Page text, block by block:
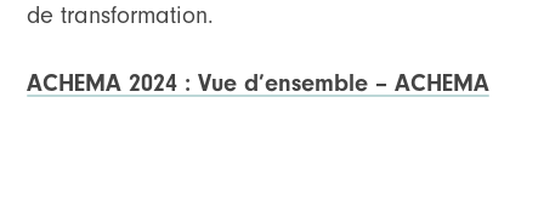
de transformation.
ACHEMA 2024 : Vue d’ensemble – ACHEMA